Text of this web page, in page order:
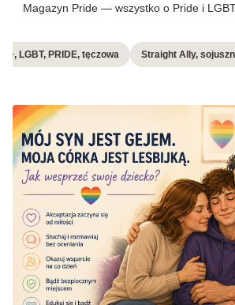
Magazyn Pride — wszystko o Pride i
LGBT, PRIDE, tęczowa Straight Ally,